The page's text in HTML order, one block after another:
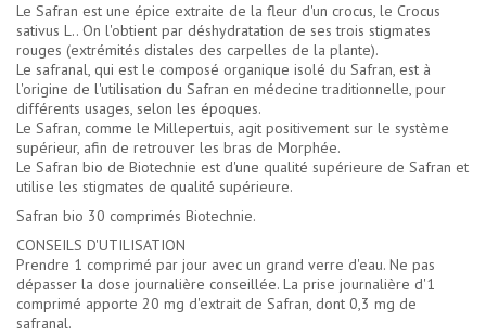
Le Safran est une épice extraite de la fleur d'un crocus, le Crocus
sativus L.. On l'obtient par déshydratation de ses trois stigmates
rouges (extrémités distales des carpelles de la plante).
Le safranal, qui est le composé organique isolé du Safran, est à
l'origine de l'utilisation du Safran en médecine traditionnelle, pour
différents usages, selon les époques.
Le Safran, comme le Millepertuis, agit positivement sur le système
supérieur, afin de retrouver les bras de Morphée.
Le Safran bio de Biotechnie est d'une qualité supérieure de Safran et
utilise les stigmates de qualité supérieure.
Safran bio 30 comprimés Biotechnie.
CONSEILS D'UTILISATION
Prendre 1 comprimé par jour avec un grand verre d'eau. Ne pas
dépasser la dose journalière conseillée. La prise journalière d'1
comprimé apporte 20 mg d'extrait de Safran, dont 0,3 mg de
safranal.